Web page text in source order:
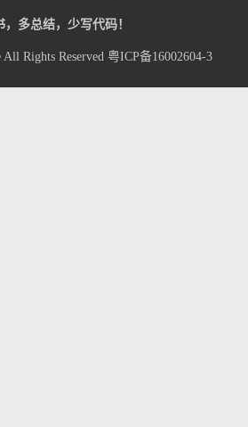
，多总结，少写代码！
All Rights Reserved 粤ICP备16002604-3